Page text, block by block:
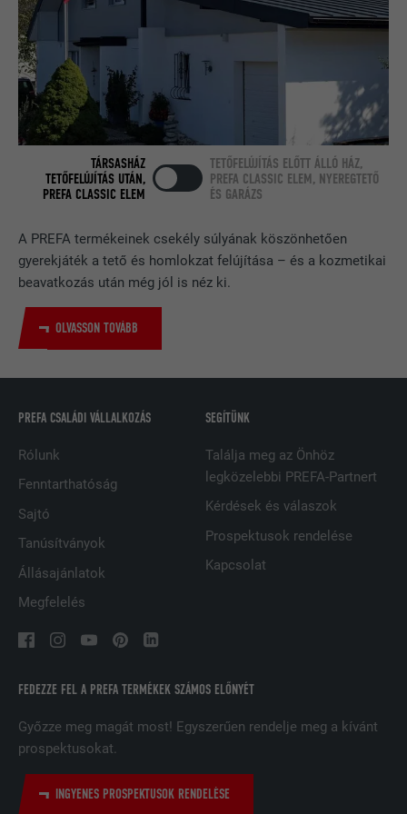
A PREFA termékeinek csekély súlyának köszönhetően
gyerekjáték a tető és homlokzat felújítása – és a kozmetikai
beavatkozás után még jól is néz ki.
OLVASSON TOVÁBB
TÁRSASHÁZ
TETŐFELÚJÍTÁS UTÁN,
PREFA CLASSIC ELEM
TETŐFELÚJÍTÁS ELŐTT ÁLLÓ HÁZ,
PREFA CLASSIC ELEM, NYEREGTETŐ
ÉS GARÁZS
FEDEZZE FEL A PREFA TERMÉKEK SZÁMOS ELŐNYÉT
Győzze meg magát most! Egyszerűen rendelje meg a kívánt
prospektusokat.
INGYENES PROSPEKTUSOK RENDELÉSE
PREFA CSALÁDI VÁLLALKOZÁS
Rólunk
Fenntarthatóság
Sajtó
Tanúsítványok
Állásajánlatok
Megfelelés
SEGÍTÜNK
Találja meg az Önhöz
legközelebbi PREFA-Partnert
Kérdések és válaszok
Prospektusok rendelése
Kapcsolat
e sütik elhelyezését. Azonosító
jellemzőket nem tartalmaz.
A LinkedIn használja, ha egy weboldal
beágyazott nyomonkövetési ablakot
tartalmaz.
NÉV bcookie
SZOLGÁLTATÓ
FOLYAMAT 2 év
CÉL
A LinkedIn közösségi hálózati
szolgáltatás használja, célja a
beágyazott szolgáltatások nyomon
CÉL
A LinkedIn közösségi hálózati
szolgáltatás használja, célja a
NÉV
SZOLGÁLTATÓ LinkedIn
FOLYAMAT 29 nap
A többes webhelyek látogatóinak
tegyen lehetővé a látogató preferenciái